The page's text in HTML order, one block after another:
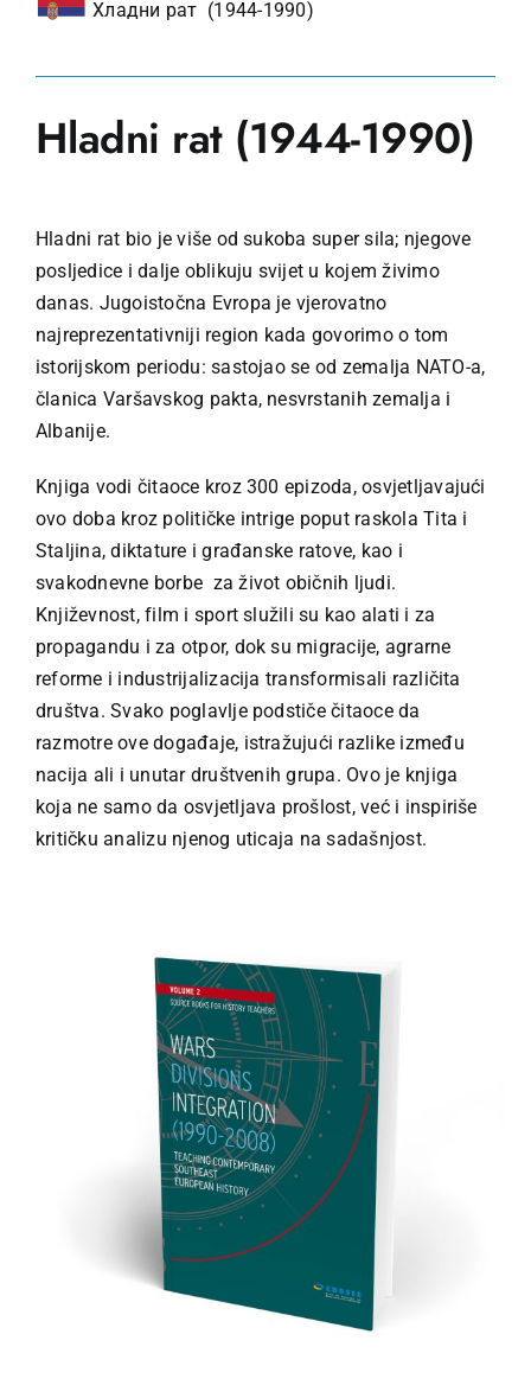
Hladni rat (1944-1990)
Hladni rat bio je više od sukoba super sila; njegove
posljedice i dalje oblikuju svijet u kojem živimo
danas. Jugoistočna Evropa je vjerovatno
najreprezentativniji region kada govorimo o tom
istorijskom periodu: sastojao se od zemalja NATO-a,
članica Varšavskog pakta, nesvrstanih zemalja i
Albanije.
Knjiga vodi čitaoce kroz 300 epizoda, osvjetljavajući
ovo doba kroz političke intrige poput raskola Tita i
Staljina, diktature i građanske ratove, kao i
svakodnevne borbe za život običnih ljudi.
Književnost, film i sport služili su kao alati i za
propagandu i za otpor, dok su migracije, agrarne
reforme i industrijalizacija transformisali različita
društva. Svako poglavlje podstiče čitaoce da
razmotre ove događaje, istražujući razlike između
nacija ali i unutar društvenih grupa. Ovo je knjiga
koja ne samo da osvjetljava prošlost, već i inspiriše
kritičku analizu njenog uticaja na sadašnjost.
Хладни рат (1944-1990)